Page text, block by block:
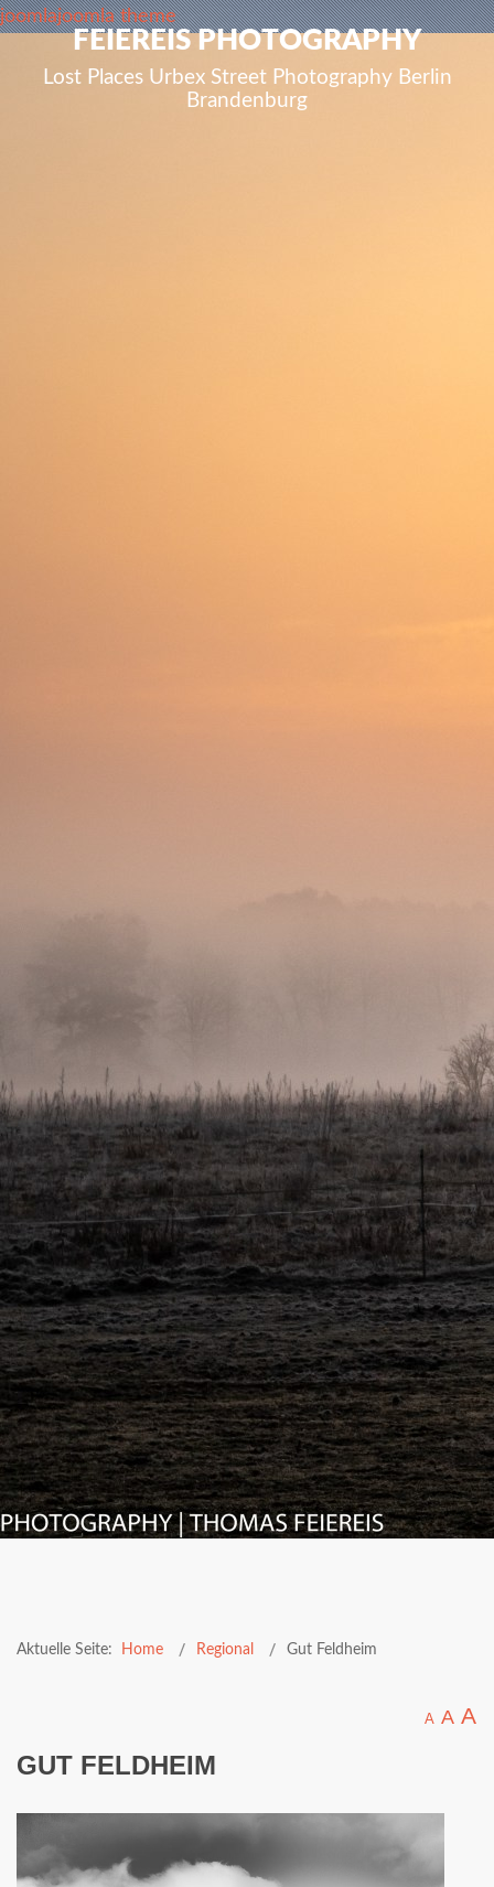
FEIEREIS PHOTOGRAPHY
Lost Places Urbex Street Photography Berlin
Brandenburg
joomlajoomla theme
Aktuelle Seite: Home Regional Gut Feldheim
A A A
GUT FELDHEIM